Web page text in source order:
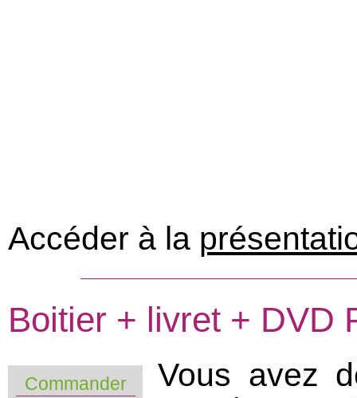
Accéder à la
Boitier + livret + DVD
Commander
Vous avez